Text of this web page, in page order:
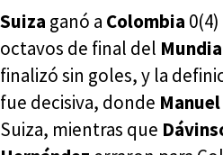
Suiza ganó a Colombia
octavos de final del
finalizó sin goles, y la
fue decisiva, donde
Suiza, mientras que